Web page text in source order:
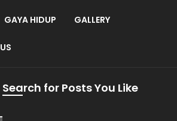
GAYA HIDUP GALLERY
Search for Posts You Like